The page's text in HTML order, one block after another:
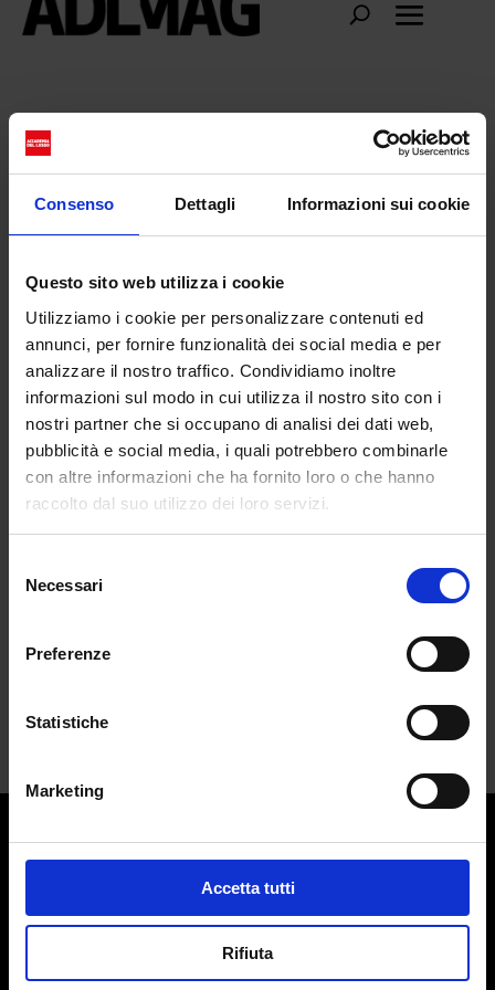
Consenso Dettagli Informazioni sui cookie
Questo sito web utilizza i cookie
Utilizziamo i cookie per personalizzare contenuti ed
annunci, per fornire funzionalità dei social media e per
analizzare il nostro traffico. Condividiamo inoltre
informazioni sul modo in cui utilizza il nostro sito con i
nostri partner che si occupano di analisi dei dati web,
pubblicità e social media, i quali potrebbero combinarle
con altre informazioni che ha fornito loro o che hanno
raccolto dal suo utilizzo dei loro servizi.
delNecessari
Preferenze
Statistiche
Marketing
Accetta tutti
Rifiuta
Concerto di Capodann0
La trap viene censurata: davvero il
problema è Tony Effe?
daPietro Zuccotti|Dic 19, 2024|LIFESTYLE
Tony Effe viene escluso dalla kermesse
Logo ADLMag è stato realizzato dall’ Art Director Patrizio